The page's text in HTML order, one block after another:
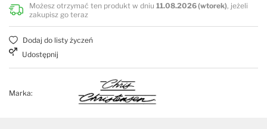
Możesz otrzymać ten produkt w dniu 11.08.2026 (wtorek), jeżeli
zakupisz go teraz
Dodaj do listy życzeń
Udostępnij
Marka: